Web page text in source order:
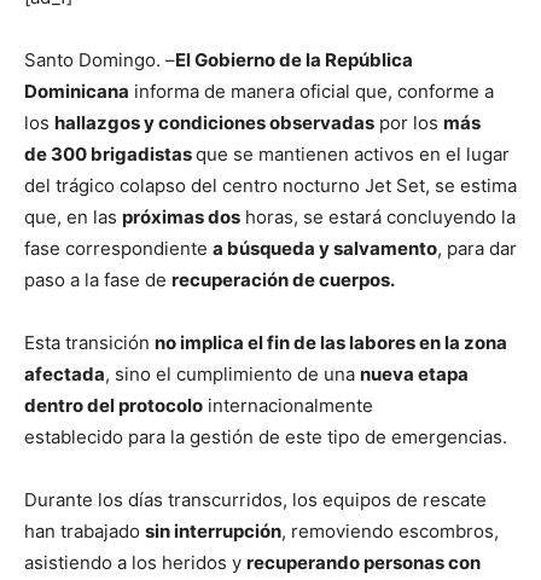
Santo Domingo. –El Gobierno de la República
Dominicana informa de manera oficial que, conforme a
los hallazgos y condiciones observadas por los más
de 300 brigadistasque se mantienen activos en el lugar
del trágico colapso del centro nocturno Jet Set, se estima
que, en las próximas dos horas, se estará concluyendo la
fase correspondiente a búsqueda y salvamento, para dar
paso a la fase de recuperación de cuerpos.
Esta transición no implica el fin de las labores en la zona
afectada, sino el cumplimiento de una nueva etapa
dentro del protocolo internacionalmente
establecido para la gestión de este tipo de emergencias.
Durante los días transcurridos, los equipos de rescate
han trabajado sin interrupción, removiendo escombros,
asistiendo a los heridos y recuperando personas con